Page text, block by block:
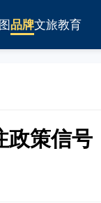
品牌文旅教育
政策信号